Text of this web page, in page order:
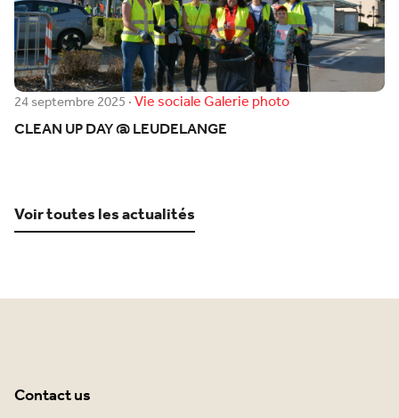
24 septembre 2025·Vie socialeGalerie photo
CLEAN UP DAY @ LEUDELANGE
Voir toutes les actualités
Contact us